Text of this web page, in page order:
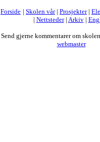
Forside | Skolen vår| Prosjekter|
| Nettsteder| Arkiv|
Send gjerne kommentarer om
webmaster